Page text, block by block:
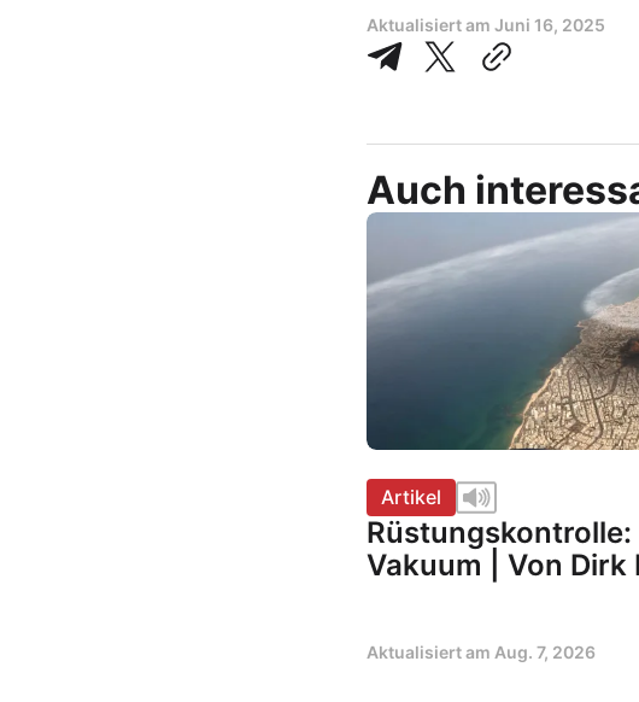
Aktualisiert am Juni 16, 2025
Auch
Artikel
Rüstungskontrolle:
Vakuum | Von Dirk
Aktualisiert am Aug. 7, 2026